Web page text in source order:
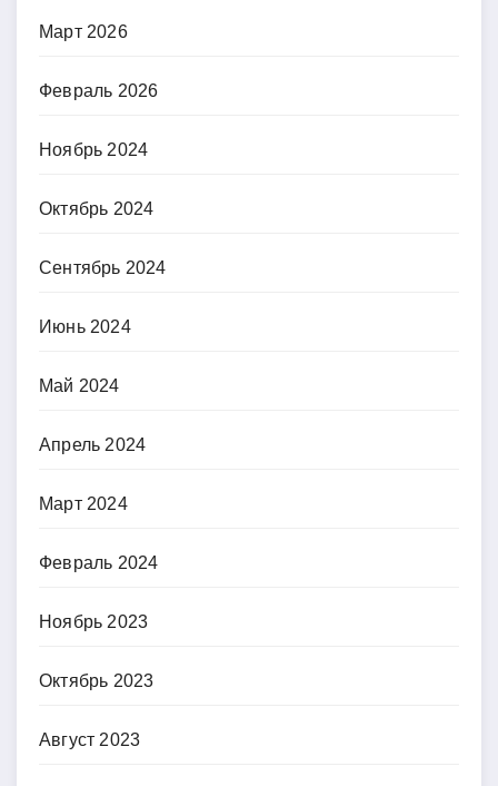
Март 2026
Февраль 2026
Ноябрь 2024
Октябрь 2024
Сентябрь 2024
Июнь 2024
Май 2024
Апрель 2024
Март 2024
Февраль 2024
Ноябрь 2023
Октябрь 2023
Август 2023